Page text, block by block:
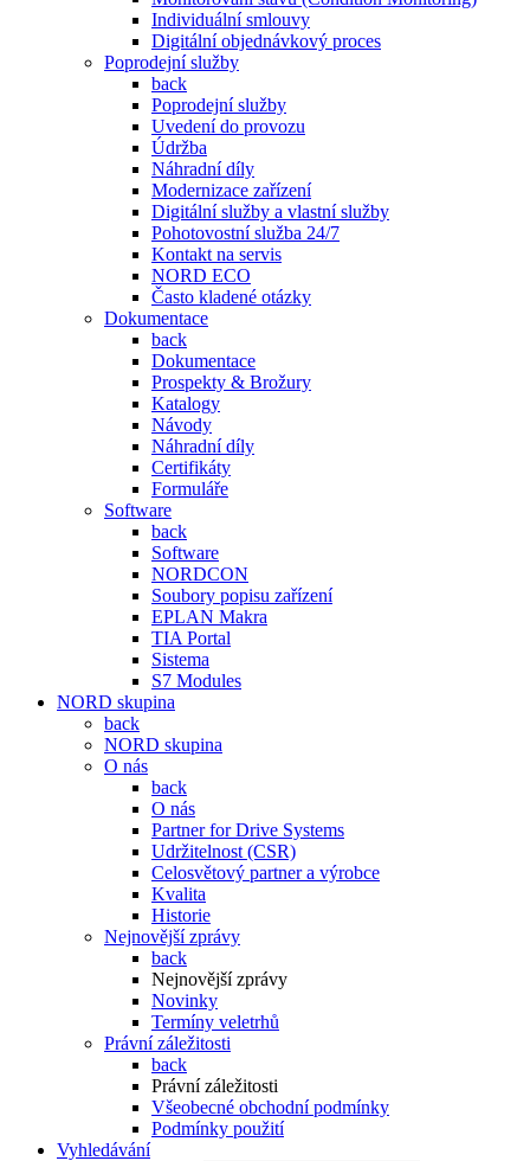
Individuální smlouvy
Digitální objednávkový proces
Poprodejní služby
back
Poprodejní služby
Uvedení do provozu
Údržba
Náhradní díly
Modernizace zařízení
Digitální služby a vlastní služby
Pohotovostní služba 24/7
Kontakt na servis
NORD ECO
Často kladené otázky
Dokumentace
back
Dokumentace
Prospekty & Brožury
Katalogy
Návody
Náhradní díly
Certifikáty
Formuláře
Software
back
Software
NORDCON
Soubory popisu zařízení
EPLAN Makra
TIA Portal
Sistema
S7 Modules
NORD skupina
back
NORD skupina
O nás
back
O nás
Partner for Drive Systems
Udržitelnost (CSR)
Celosvětový partner a výrobce
Kvalita
Historie
Nejnovější zprávy
back
Nejnovější zprávy
Novinky
Termíny veletrhů
Právní záležitosti
back
Právní záležitosti
Všeobecné obchodní podmínky
Podmínky použití
Vyhledávání